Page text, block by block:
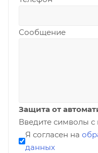
Сообщение
Защита от
Введите символы с
Я согласен на
данных